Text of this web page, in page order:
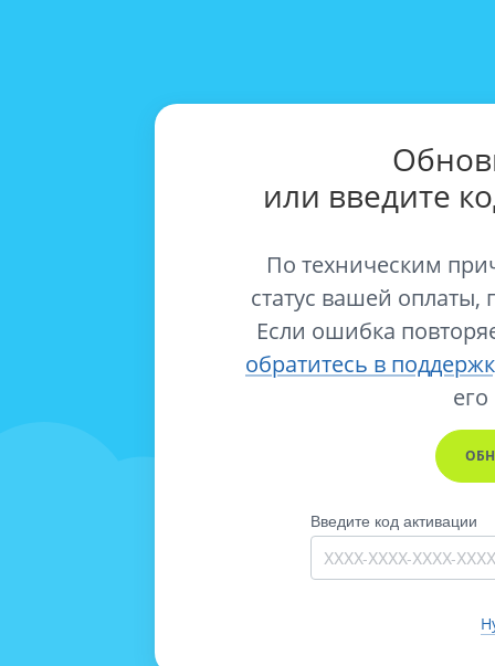
или введите
По техническим
статус вашей оплаты,
Если ошибка
обратитесь в
его
Введите код активации